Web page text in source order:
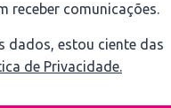
receber comunicações.
dados, estou ciente das
de Privacidade.